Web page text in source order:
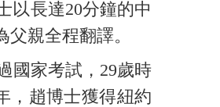
以長達20分鐘的中
親全程翻譯。
國家考試，29歲時
，趙博士獲得紐約